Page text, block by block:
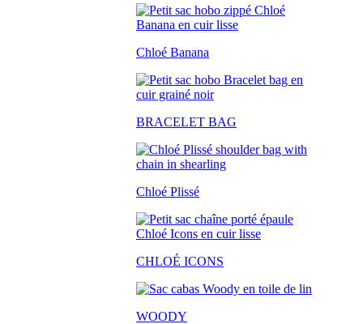
Chloé Banana
BRACELET BAG
Chloé Plissé
CHLOÉ ICONS
WOODY